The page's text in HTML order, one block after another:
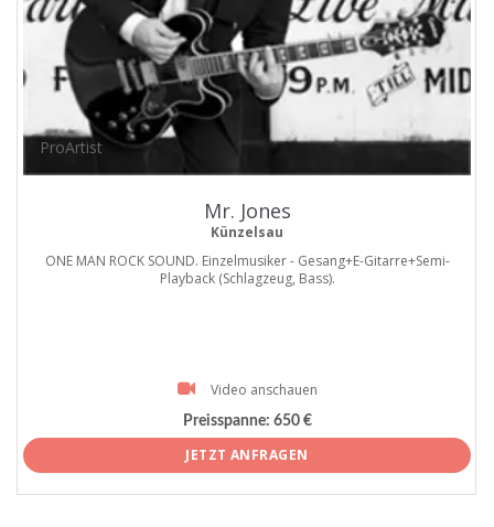
ProArtist
Mr. Jones
Künzelsau
ONE MAN ROCK SOUND. Einzelmusiker - Gesang+E-Gitarre+Semi-
Playback (Schlagzeug, Bass).
Video anschauen
Preisspanne: 650 €
JETZT ANFRAGEN